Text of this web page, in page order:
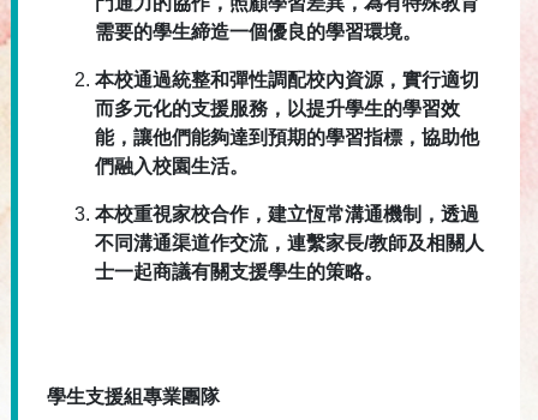
需要的學生締造一個優良的學習環境。
本校通過統整和彈性調配校內資源，實行適切
而多元化的支援服務，以提升學生的學習效
能，讓他們能夠達到預期的學習指標，協助他
們融入校園生活。
本校重視家校合作，建立恆常溝通機制，透過
不同溝通渠道作交流，連繫家長/教師及相關人
士一起商議有關支援學生的策略。
學生支援組專業團隊